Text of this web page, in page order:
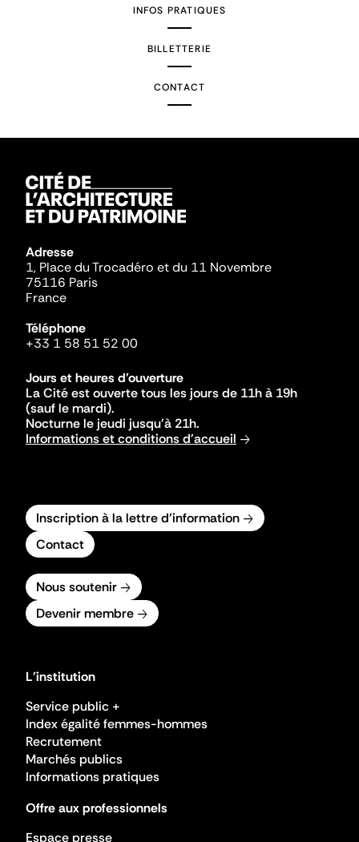
INFOS PRATIQUES
BILLETTERIE
CONTACT
Adresse
1, Place du Trocadéro et du 11 Novembre
75116 Paris
France
Téléphone
+33 1 58 51 52 00
Jours et heures d'ouverture
La Cité est ouverte tous les jours de 11h à 19h
(sauf le mardi).
Nocturne le jeudi jusqu'à 21h.
Informations et conditions d'accueil
Inscription à la lettre d'information
Contact
Nous soutenir
Devenir membre
L'institution
Service public +
Index égalité femmes-hommes
Recrutement
Marchés publics
Informations pratiques
Offre aux professionnels
Espace presse